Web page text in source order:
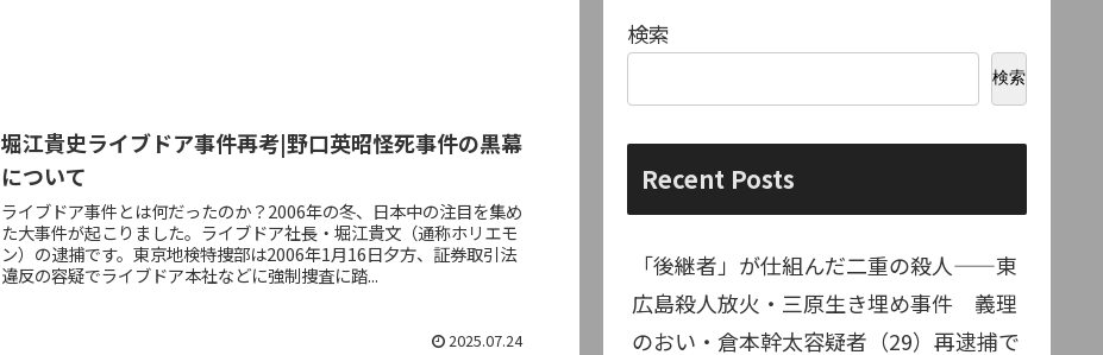
堀江貴史ライブドア事件再考|野口英昭怪死事件の黒幕
について
ライブドア事件とは何だったのか？2006年の冬、日本中の注目を集め
た大事件が起こりました。ライブドア社長・堀江貴文（通称ホリエモ
ン）の逮捕です。東京地検特捜部は2006年1月16日夕方、証券取引法
違反の容疑でライブドア本社などに強制捜査に踏...
2025.07.24
検索
検索
Recent Posts
「後継者」が仕組んだ二重の殺人——東
広島殺人放火・三原生き埋め事件 義理
のおい・倉本幹太容疑者（29）再逮捕で